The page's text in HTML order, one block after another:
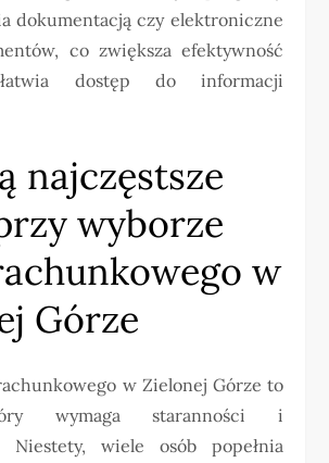
dokumentacją czy elektroniczne
co zwiększa efektywność
dostęp do informacji
najczęstsze
wyborze
w
Górze
w Zielonej Górze to
wymaga staranności i
Niestety, wiele osób popełnia